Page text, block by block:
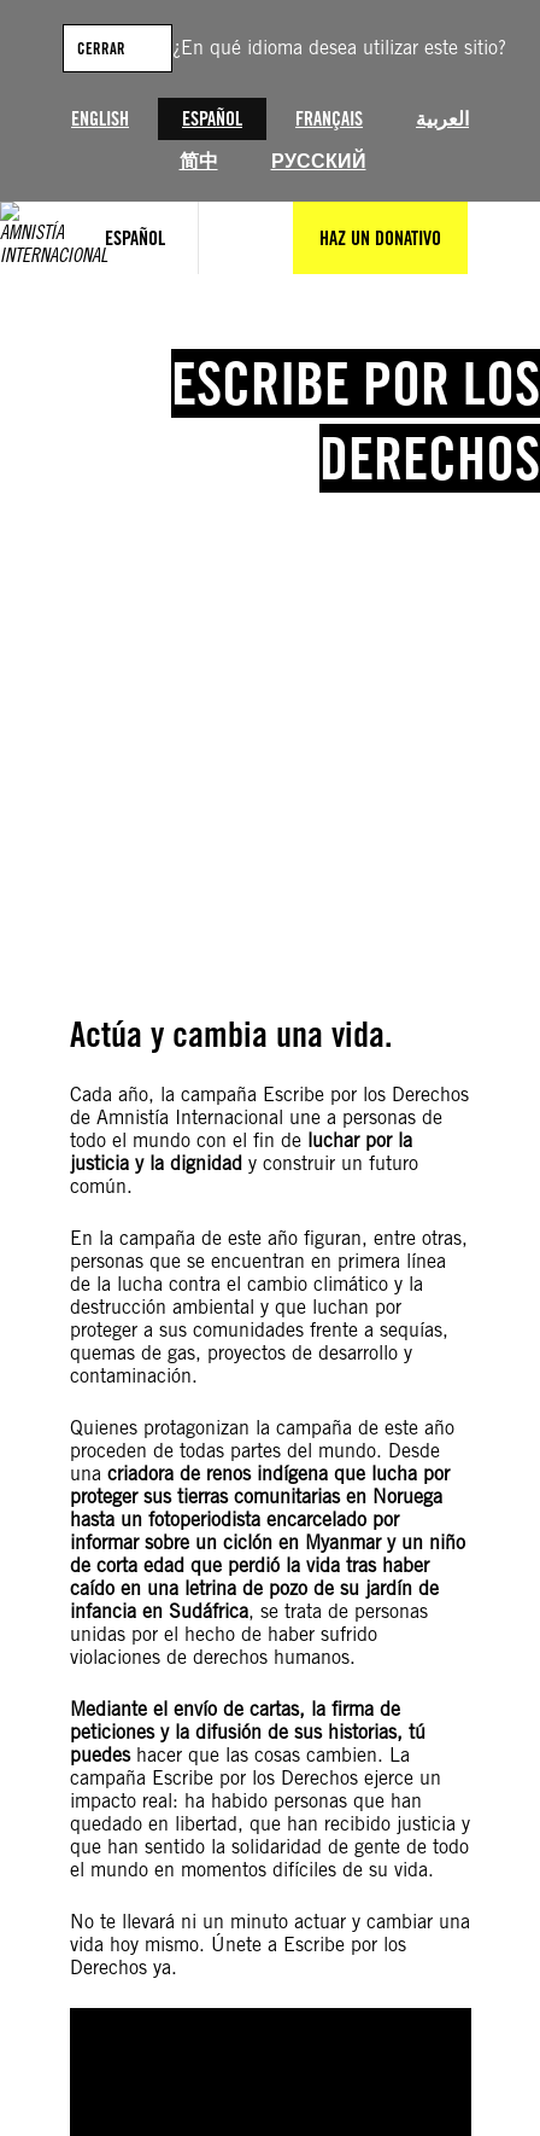
¿En qué idioma desea utilizar este sitio?
ENGLISH ESPAÑOL FRANÇAIS
العربية
简中
РУССКИЙ
CERRAR
ESPAÑOL HAZ UN DONATIVO
contenido
ESCRIBE POR LOS
DERECHOS
Actúa y cambia una vida.
Cada año, la campaña Escribe por los Derechos
de Amnistía Internacional une a personas de
todo el mundo con el fin de luchar por la
justicia y la dignidady construir un futuro
común.
En la campaña de este año figuran, entre otras,
personas que se encuentran en primera línea
de la lucha contra el cambio climático y la
destrucción ambiental y que luchan por
proteger a sus comunidades frente a sequías,
quemas de gas, proyectos de desarrollo y
contaminación.
Quienes protagonizan la campaña de este año
proceden de todas partes del mundo. Desde
una criadora de renos indígena que lucha por
proteger sus tierras comunitarias en Noruega
hasta un fotoperiodista encarcelado por
informar sobre un ciclón en Myanmar y un niño
de corta edad que perdió la vida tras haber
caído en una letrina de pozo de su jardín de
infancia en Sudáfrica, se trata de personas
unidas por el hecho de haber sufrido
violaciones de derechos humanos.
Mediante el envío de cartas, la firma de
peticiones y la difusión de sus historias, tú
puedes hacer que las cosas cambien. La
campaña Escribe por los Derechos ejerce un
impacto real: ha habido personas que han
quedado en libertad, que han recibido justicia y
que han sentido la solidaridad de gente de todo
el mundo en momentos difíciles de su vida.
No te llevará ni un minuto actuar y cambiar una
vida hoy mismo. Únete a Escribe por los
Derechos ya.